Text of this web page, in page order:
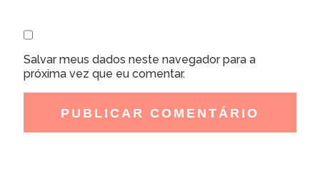
Salvar meus dados neste navegador para a
próxima vez que eu comentar.